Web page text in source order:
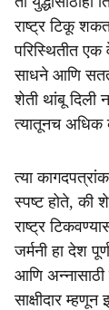
राष्ट्र टिकू
परिस्थितीत एक
साधने आणि
शेती थांबू दिली
त्यातूनच अधिक
त्या
स्पष्ट होते, की
राष्ट्र
जर्मनी हा देश
आणि अन्नासाठी
साक्षीदार